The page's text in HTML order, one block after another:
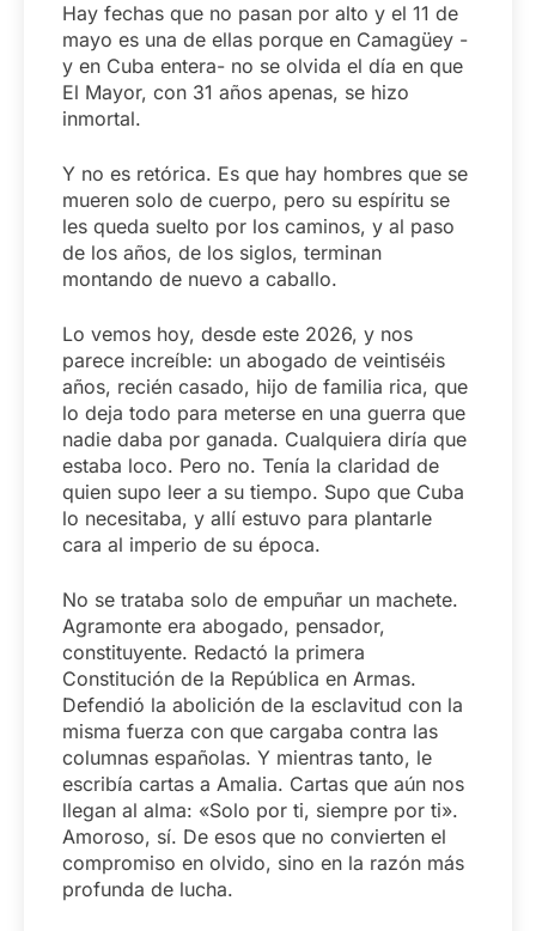
Hay fechas que no pasan por alto y el 11 de
mayo es una de ellas porque en Camagüey -
y en Cuba entera- no se olvida el día en que
El Mayor, con 31 años apenas, se hizo
inmortal.
Y no es retórica. Es que hay hombres que se
mueren solo de cuerpo, pero su espíritu se
les queda suelto por los caminos, y al paso
de los años, de los siglos, terminan
montando de nuevo a caballo.
Lo vemos hoy, desde este 2026, y nos
parece increíble: un abogado de veintiséis
años, recién casado, hijo de familia rica, que
lo deja todo para meterse en una guerra que
nadie daba por ganada. Cualquiera diría que
estaba loco. Pero no. Tenía la claridad de
quien supo leer a su tiempo. Supo que Cuba
lo necesitaba, y allí estuvo para plantarle
cara al imperio de su época.
No se trataba solo de empuñar un machete.
Agramonte era abogado, pensador,
constituyente. Redactó la primera
Constitución de la República en Armas.
Defendió la abolición de la esclavitud con la
misma fuerza con que cargaba contra las
columnas españolas. Y mientras tanto, le
escribía cartas a Amalia. Cartas que aún nos
llegan al alma: «Solo por ti, siempre por ti».
Amoroso, sí. De esos que no convierten el
compromiso en olvido, sino en la razón más
profunda de lucha.